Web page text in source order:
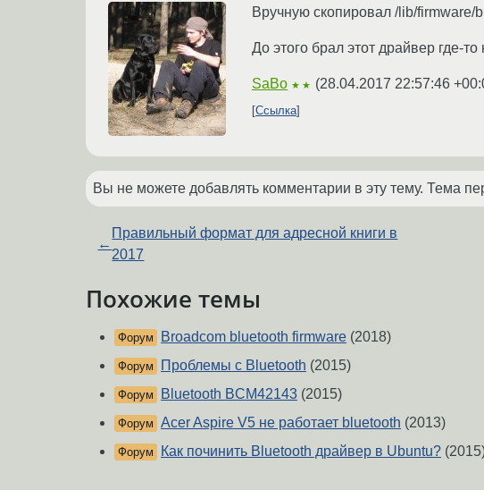
Вручную скопировал /lib/firmware/
До этого брал этот драйвер где-то
SaBo ★★ (28.04.2017 22:57:46
Ссылка
Вы не можете добавлять комментарии в эту тему. Тема
←
Правильный формат для адресной книги в
2017
Похожие темы
Форум Broadcom bluetooth firmware (2018)
Форум Проблемы с Bluetooth (2015)
Форум Bluetooth BCM42143 (2015)
Форум Acer Aspire V5 не работает bluetooth (2013)
Форум Как починить Bluetooth драйвер в Ubuntu?